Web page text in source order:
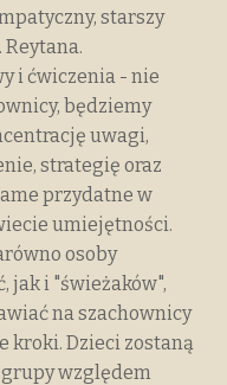
starszy
Reytana.
i ćwiczenia - nie
będziemy
uwagi,
strategię oraz
przydatne w
umiejętności.
osoby
jak i "świeżaków",
na szachownicy
kroki. Dzieci zostaną
względem